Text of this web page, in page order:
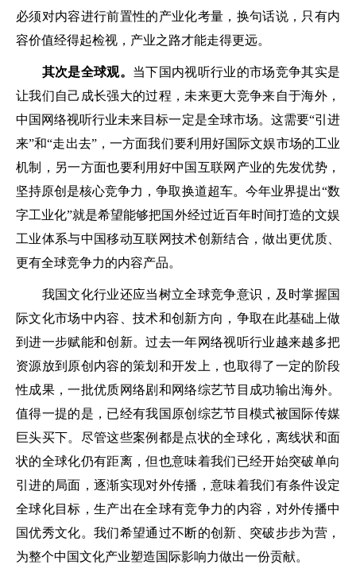
必须对内容进行前置性的产业化考量，换句话说，只有内
容价值经得起检视，产业之路才能走得更远。
其次是全球观。 当下国内视听行业的市场竞争其实是
让我们自己成长强大的过程，未来更大竞争来自于海外，
中国网络视听行业未来目标一定是全球市场。这需要“引进
来”和“走出去”，一方面我们要利用好国际文娱市场的工业
机制，另一方面也要利用好中国互联网产业的先发优势，
坚持原创是核心竞争力，争取换道超车。今年业界提出“数
字工业化”就是希望能够把国外经过近百年时间打造的文娱
工业体系与中国移动互联网技术创新结合，做出更优质、
更有全球竞争力的内容产品。
我国文化行业还应当树立全球竞争意识，及时掌握国
际文化市场中内容、技术和创新方向，争取在此基础上做
到进一步赋能和创新。过去一年网络视听行业越来越多把
资源放到原创内容的策划和开发上，也取得了一定的阶段
性成果，一批优质网络剧和网络综艺节目成功输出海外。
值得一提的是，已经有我国原创综艺节目模式被国际传媒
巨头买下。尽管这些案例都是点状的全球化，离线状和面
状的全球化仍有距离，但也意味着我们已经开始突破单向
引进的局面，逐渐实现对外传播，意味着我们有条件设定
全球化目标，生产出在全球有竞争力的内容，对外传播中
国优秀文化。我们希望通过不断的创新、突破步步为营，
为整个中国文化产业塑造国际影响力做出一份贡献。